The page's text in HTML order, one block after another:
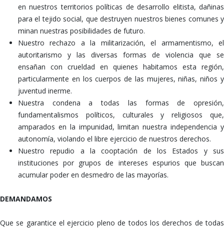
en nuestros territorios políticas de desarrollo elitista, dañinas
para el tejido social, que destruyen nuestros bienes comunes y
minan nuestras posibilidades de futuro.
Nuestro rechazo a la militarización, el armamentismo, el
autoritarismo y las diversas formas de violencia que se
ensañan con crueldad en quienes habitamos esta región,
particularmente en los cuerpos de las mujeres, niñas, niños y
juventud inerme.
Nuestra condena a todas las formas de opresión,
fundamentalismos políticos, culturales y religiosos que,
amparados en la impunidad, limitan nuestra independencia y
autonomía, violando el libre ejercicio de nuestros derechos.
Nuestro repudio a la cooptación de los Estados y sus
instituciones por grupos de intereses espurios que buscan
acumular poder en desmedro de las mayorías.
DEMANDAMOS
Que se garantice el ejercicio pleno de todos los derechos de todas